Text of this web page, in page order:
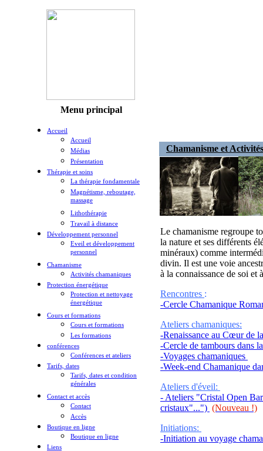
Menu principal
Accueil
Accueil
Médias
Présentation
Thérapie et soins
La thérapie fondamentale
Magnétisme, reboutage,
massage
Lithothérapie
Travail à distance
Développement personnel
Eveil et développement
personnel
Chamanisme
Activités chamaniques
Protection énergétique
Protection et nettoyage
énergétique
Cours et formations
Cours et formations
Les formations
conférences
Conférences et ateliers
Tarifs, dates
Tarifs, dates et condition
générales
Contact et accès
Contact
Accès
Boutique en ligne
Boutique en ligne
Liens
Chamanisme et
Le chamanisme regroupe
la nature et ses différents
minéraux) comme
divin. Il est une voie
à la connaissance de soi et
Rencontres :
-Cercle Chamanique
Ateliers chamaniques:
-Renaissance au Cœur de
-Cercle de tambours dans
-Voyages chamaniques
-Week-end Chamanique
Ateliers d'éveil:
- Ateliers "Cristal Open
cristaux"...") (Nouveau !)
Initiations:
-Initiation au voyage